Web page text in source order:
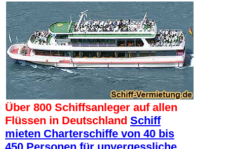
Über 800 Schiffsanleger auf allen
Flüssen in Deutschland Schiff
mieten Charterschiffe von 40 bis